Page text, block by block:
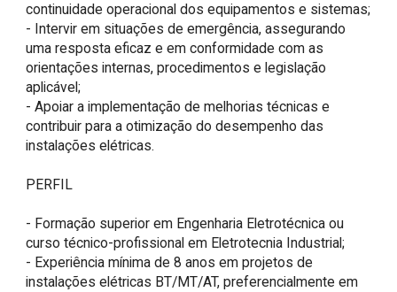
continuidade operacional dos equipamentos e sistemas;
- Intervir em situações de emergência, assegurando
uma resposta eficaz e em conformidade com as
orientações internas, procedimentos e legislação
aplicável;
- Apoiar a implementação de melhorias técnicas e
contribuir para a otimização do desempenho das
instalações elétricas.
PERFIL
- Formação superior em Engenharia Eletrotécnica ou
curso técnico-profissional em Eletrotecnia Industrial;
- Experiência mínima de 8 anos em projetos de
instalações elétricas BT/MT/AT, preferencialmente em